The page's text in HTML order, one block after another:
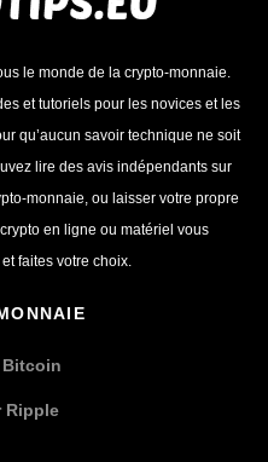
le monde de la crypto-monnaie.
et tutoriels pour les novices et les
qu’aucun savoir technique ne soit
lire des avis indépendants sur
monnaie, ou laisser votre propre
en ligne ou matériel vous
faites votre choix.
Bitcoin
Ripple